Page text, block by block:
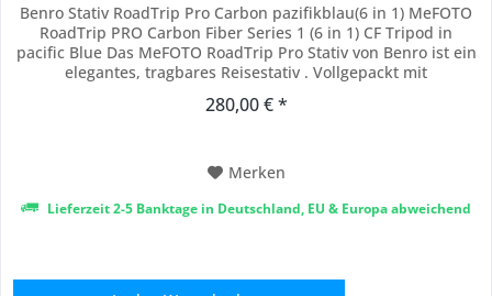
Benro Stativ RoadTrip Pro Carbon pazifikblau(6 in 1) MeFOTO
RoadTrip PRO Carbon Fiber Series 1 (6 in 1) CF Tripod in
pacific Blue Das MeFOTO RoadTrip Pro Stativ von Benro ist ein
elegantes, tragbares Reisestativ . Vollgepackt mit
einzigartige Stativ alles, was Sie brauchen, wenn Sie
280,00 € *
Merken
Lieferzeit 2-5 Banktage in Deutschland, EU & Europa abweichend